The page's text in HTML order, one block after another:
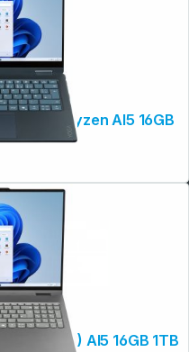
7 14AKP10 35,56cm (14") Ryzen AI5 16GB